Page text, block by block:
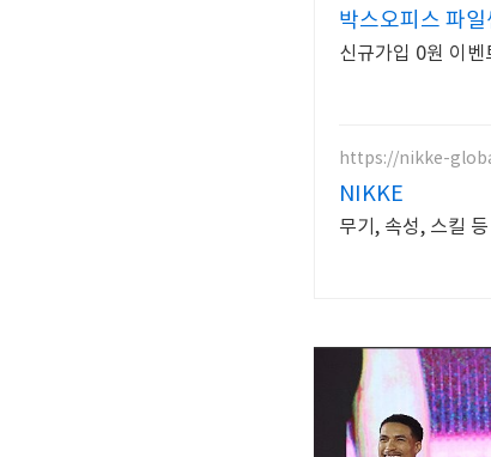
박스오피스 파
신규가입 0원 이
https://nikke-
NIKKE
무기, 속성, 스킬